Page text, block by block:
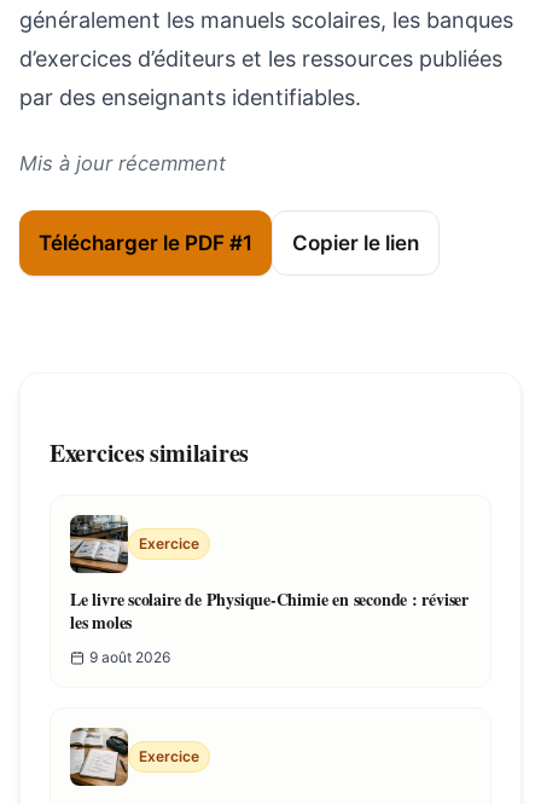
généralement les manuels scolaires, les banques
d’exercices d’éditeurs et les ressources publiées
par des enseignants identifiables.
Mis à jour récemment
Télécharger le PDF #1 Copier le lien
Exercices similaires
Exercice
Le livre scolaire de Physique-Chimie en seconde : réviser
les moles
9 août 2026
Exercice